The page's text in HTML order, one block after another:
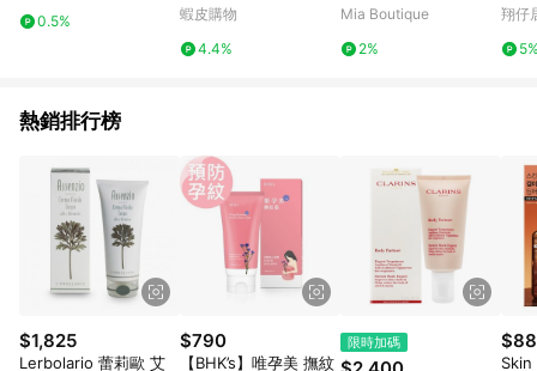
0.5%
泡棉磚 健身輔具 伸展
瘦身瑜伽輔助塊 瑜珈枕
蝦皮購物
4.4%
Mia Boutique
2%
翔仔
熱銷排行榜
$1,825
Lerbolario 蕾莉歐 艾
$790
【BHK’s】唯孕美 撫紋
限時加碼
Skin